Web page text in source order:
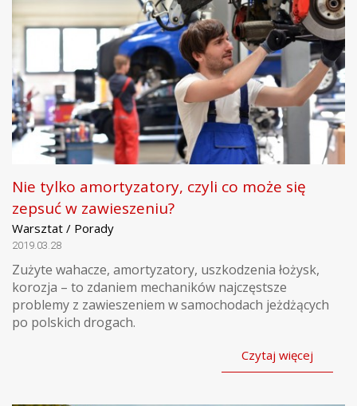
Nie tylko amortyzatory, czyli co może się
zepsuć w zawieszeniu?
Warsztat / Porady
2019.03.28
Zużyte wahacze, amortyzatory, uszkodzenia łożysk,
korozja – to zdaniem mechaników najczęstsze
problemy z zawieszeniem w samochodach jeżdżących
po polskich drogach.
Czytaj więcej